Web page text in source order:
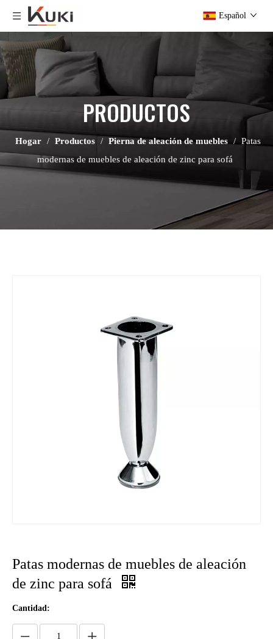
Español
PRODUCTOS
Hogar / Productos / Pierna de aleación de muebles / Patas
modernas de muebles de aleación de zinc para sofá
Patas modernas de muebles de aleación
de zinc para sofá
Cantidad: